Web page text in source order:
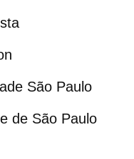
São Paulo
de São Paulo